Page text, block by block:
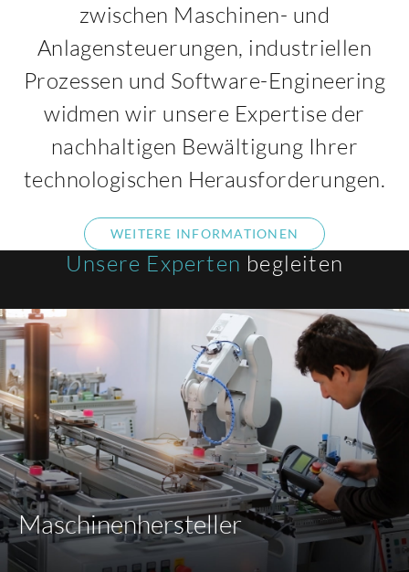
zwischen Maschinen- und
Anlagensteuerungen, industriellen
Prozessen und Software-Engineering
widmen wir unsere Expertise der
nachhaltigen Bewältigung Ihrer
technologischen Herausforderungen.
WEITERE INFORMATIONEN
Unsere Experten begleiten
Maschinenhersteller